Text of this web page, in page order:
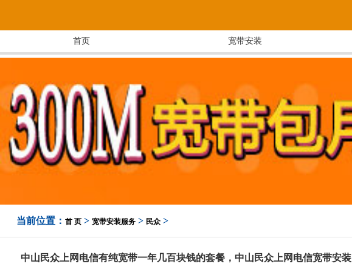
首页 宽带安装
当前位置： 首 页> 宽带安装服务> 民众>
中山民众上网电信有纯宽带一年几百块钱的套餐，中山民众上网电信宽带安装